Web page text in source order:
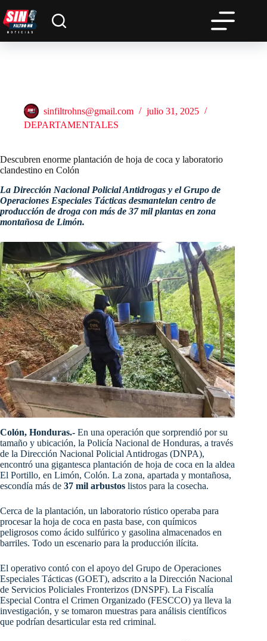
al
contenido
sinfiltrohns@gmail.com
julio 31, 2025
DEPARTAMENTALES
Descubren enorme plantación de hoja de coca y laboratorio
clandestino en Colón
La Dirección Nacional Policial Antidrogas y el Grupo de
Operaciones Especiales Tácticas desmantelan centro de
producción de droga con más de 37 mil plantas en zona
montañosa de Limón.
Colón, Honduras.- En una operación que sorprendió por su
tamaño y ubicación, la Policía Nacional de Honduras, a través
de la Dirección Nacional Policial Antidrogas (DNPA),
encontró una gigantesca plantación de hoja de coca en la aldea
El Portillo, en Limón, Colón. La zona, apartada y montañosa,
escondía más de 37 mil arbustos listos para la cosecha.
Cerca de la plantación, un laboratorio rústico operaba para
procesar la hoja de coca en pasta base, con químicos
peligrosos como ácido sulfúrico y gasolina almacenados en
barriles. Todo un escenario para la producción ilícita.
El operativo contó con el apoyo del Grupo de Operaciones
Especiales Tácticas (GOET), adscrito a la Dirección Nacional
de Servicios Policiales Fronterizos (DNSPF). La Fiscalía
Especial Contra el Crimen Organizado (FESCCO) ya lleva la
investigación, y se tomaron muestras para análisis científicos
que podrían desarticular esta red criminal.